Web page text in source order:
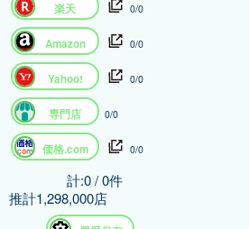
楽天 0/0
Amazon 0/0
Yahoo! 0/0
専門店 0/0
価格.com 0/0
計:0 / 0件
推計1,298,000店